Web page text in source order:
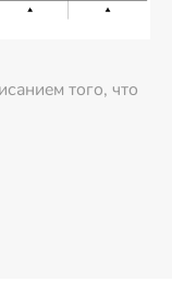
того, что